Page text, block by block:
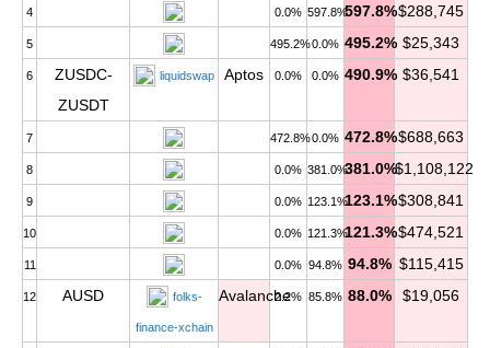
4 0.0% 597.8%597.8%$288,745
5 495.2%0.0% 495.2% $25,343
6
ZUSDC-
ZUSDT
liquidswap Aptos 0.0% 0.0% 490.9% $36,541
7 472.8%0.0% 472.8%$688,663
8 0.0% 381.0%381.0%$1,108,122
9 0.0% 123.1%123.1%$308,841
10 0.0% 121.3%121.3%$474,521
11 0.0% 94.8% 94.8% $115,415
12 AUSD folks-
finance-xchain
Avalanche2.2% 85.8% 88.0% $19,056